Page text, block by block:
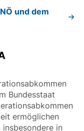
und dem
Bundesstaat
ermöglichen
insbesondere in